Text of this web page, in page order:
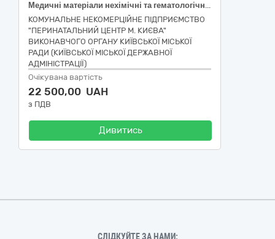
Медичні матеріали нехімічні та гематологічні одноразового застосування
КОМУНАЛЬНЕ НЕКОМЕРЦІЙНЕ ПІДПРИЄМСТВО
"ПЕРИНАТАЛЬНИЙ ЦЕНТР М. КИЄВА"
ВИКОНАВЧОГО ОРГАНУ КИЇВСЬКОЇ МІСЬКОЇ
РАДИ (КИЇВСЬКОЇ МІСЬКОЇ ДЕРЖАВНОЇ
АДМІНІСТРАЦІЇ)
Очікувана вартість
22 500,00 UAH
з ПДВ
Дивитись
СЛІДКУЙТЕ ЗА НАМИ: